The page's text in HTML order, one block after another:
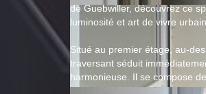
de Guebwiller, découvrez ce
luminosité et art de vivre urbain.
Situé au premier étage, au-
traversant séduit
harmonieuse. Il se compose